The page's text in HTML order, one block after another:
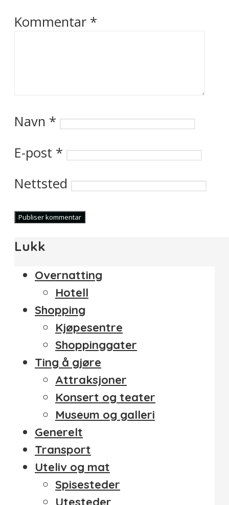
Kommentar *
Navn *
E-post *
Nettsted
Lukk
Overnatting
Hotell
Shopping
Kjøpesentre
Shoppinggater
Ting å gjøre
Attraksjoner
Konsert og teater
Museum og galleri
Generelt
Transport
Uteliv og mat
Spisesteder
Utesteder